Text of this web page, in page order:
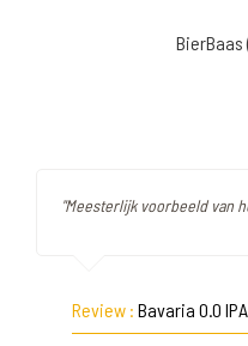
BierBaas
"Meesterlijk voorbeeld van
Review : Bavaria 0.0 IPA